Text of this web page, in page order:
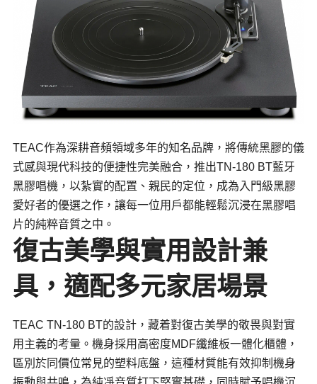
TEAC作為深耕音頻領域多年的知名品牌，將傳統黑膠的儀
式感與現代科技的便捷性完美融合，推出TN-180 BT藍牙
黑膠唱機，以紮實的配置、親民的定位，成為入門級黑膠
愛好者的優選之作，讓每一位用戶都能輕鬆沉浸在黑膠唱
片的純粹音質之中。
復古美學與實用設計兼
具，適配多元家居場景
TEAC TN-180 BT的設計，藏着對復古美學的敬畏與對實
用主義的考量。機身採用高密度MDF纖維板一體化櫃體，
區別於同價位常見的塑料底盤，這種材質能有效抑制機身